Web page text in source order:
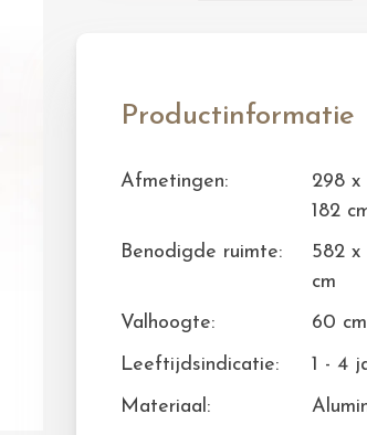
Productinformatie
Afmetingen:
298 x
182
Benodigde ruimte:
582 x
cm
Valhoogte:
60 cm
Leeftijdsindicatie:
1 - 4
Materiaal: